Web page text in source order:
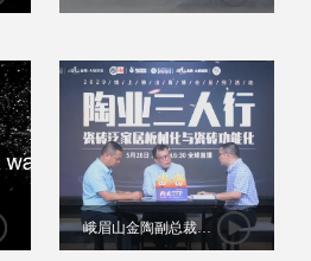
版（山与石）
峨眉山金陶副总裁李
金根座客《陶瓷三人